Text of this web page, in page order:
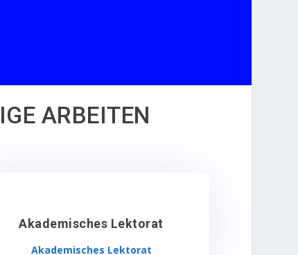
ARBEITEN
Akademisches Lektorat
Akademisches Lektorat